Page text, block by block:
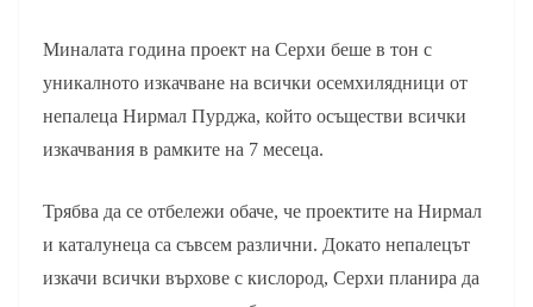
Миналата година проект на Серхи беше в тон с
уникалното изкачване на всички осемхилядници от
непалеца Нирмал Пурджа, който осъществи всички
изкачвания в рамките на 7 месеца.
Трябва да се отбележи обаче, че проектите на Нирмал
и каталунеца са съвсем различни. Докато непалецът
изкачи всички върхове с кислород, Серхи планира да